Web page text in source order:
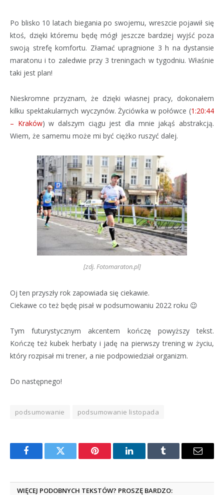
Po blisko 10 latach biegania po swojemu, wreszcie pojawił się
ktoś, dzięki któremu będę mógł jeszcze bardziej wyjść poza
swoją strefę komfortu. Złamać upragnione 3 h na dystansie
maratonu i to zaledwie przy 3 treningach w tygodniu. Właśnie
taki jest plan!
Nieskromne przyznam, że dzięki własnej pracy, dokonałem
kilku spektakularnych wyczynów. Życiówka w połówce (1:20:44
– Kraków) w dalszym ciągu jest dla mnie jakąś abstrakcją.
Wiem, że samemu może mi być ciężko ruszyć dalej.
[zdj. Fotomaraton.pl]
Oj ten przyszły rok zapowiada się ciekawie.
Ciekawe co też będę pisał w podsumowaniu 2022 roku 😉
Tym futurystycznym akcentem kończę powyższy tekst.
Kończę też kubek herbaty i jadę na pierwszy trening w życiu,
który rozpisał mi trener, a nie podpowiedział organizm.
Do następnego!
podsumowanie podsumowanie listopada
FacebookTwitter Pinterest LinkedInTumblr Email
WIĘCEJ PODOBNYCH TEKSTÓW? PROSZĘ BARDZO: